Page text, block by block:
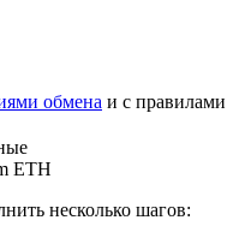
обмена и с правилами
ETH
несколько шагов: